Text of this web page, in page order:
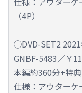
（4P）
◯DVD-SET2
GNBF-5483／￥
本編約360分+特
仕様：アウターケ